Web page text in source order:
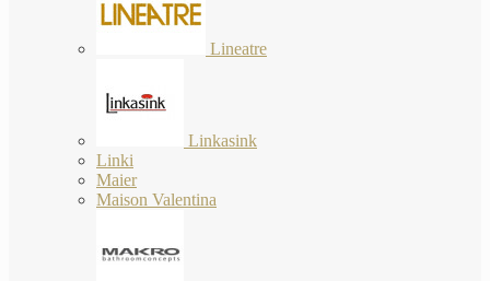
Lineatre
Linkasink
Linki
Maier
Maison Valentina